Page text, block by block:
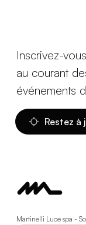
Inscrivez-
au courant
événements
Restez à
Martinelli Luce spa -